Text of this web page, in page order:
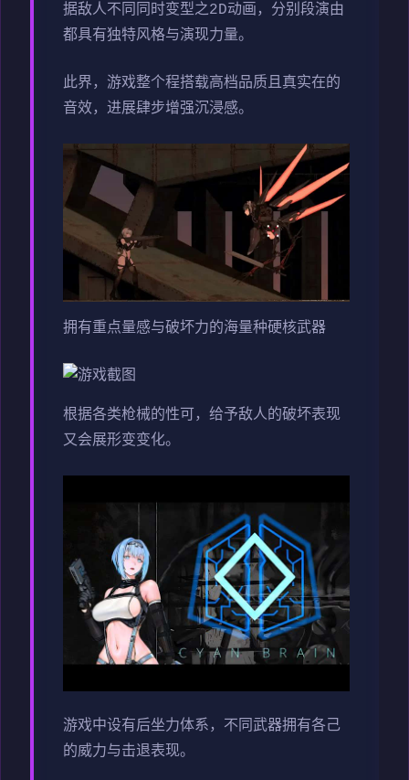
据敌人不同同时变型之2D动画，分别段演由
都具有独特风格与演现力量。
此界，游戏整个程搭载高档品质且真实在的
音效，进展肆步增强沉浸感。
拥有重点量感与破坏力的海量种硬核武器
根据各类枪械的性可，给予敌人的破坏表现
又会展形变变化。
游戏中设有后坐力体系，不同武器拥有各己
的威力与击退表现。